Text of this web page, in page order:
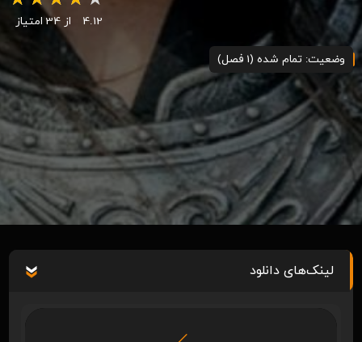
4.12 از 34 امتیاز
وضعیت: تمام شده (1 فصل)
لینک‌های دانلود